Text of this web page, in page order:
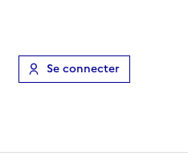
Se connecter